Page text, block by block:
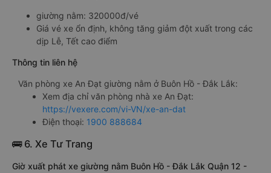
giường nằm: 320000đ/vé
Giá vé xe ổn định, không tăng giảm đột xuất trong các
dịp Lễ, Tết cao điểm
Thông tin liên hệ
Văn phòng xe An Đạt giường nằm ở Buôn Hồ - Đắk Lắk:
Xem địa chỉ văn phòng nhà xe An Đạt:
https://vexere.com/vi-VN/xe-an-dat
Điện thoại: 1900 888684
🚌 6. Xe Tư Trang
Giờ xuất phát xe giường nằm Buôn Hồ - Đắk Lắk Quận 12 -